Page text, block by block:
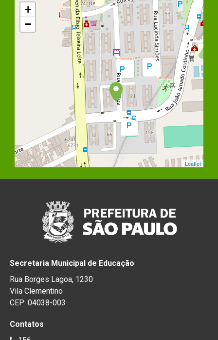
+
−
Leaflet
Secretaria Municipal de Educação
Rua Borges Lagoa, 1230
Vila Clementino
CEP: 04038-003
Contatos